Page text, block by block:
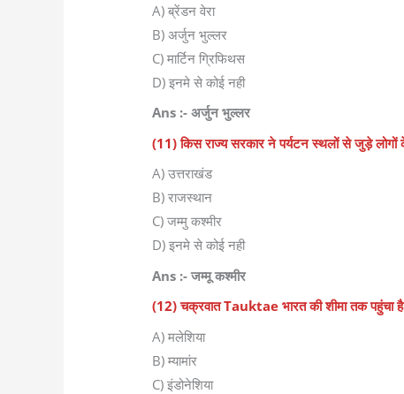
A) ब्रेंडन वेरा
B) अर्जुन भुल्लर
C) मार्टिन ग्रिफिथस
D) इनमे से कोई नही
Ans :- अर्जुन भुल्लर
(11) किस राज्य सरकार ने पर्यटन स्थलों से जुड़े
A) उत्तराखंड
B) राजस्थान
C) जम्मु कश्मीर
D) इनमे से कोई नही
Ans :- जम्मू कश्मीर
(12) चक्रवात Tauktae भारत की शीमा तक पहुंचा है
A) मलेशिया
B) म्यामांर
C) इंडोनेशिया